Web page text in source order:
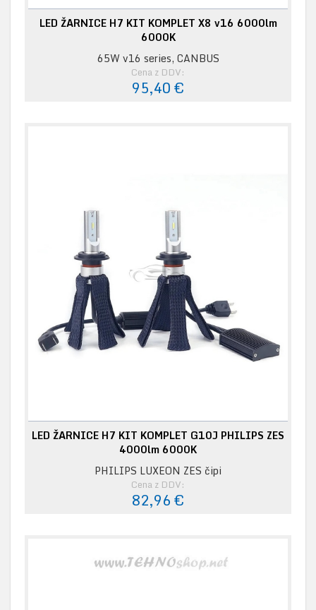
LED ŽARNICE H7 KIT KOMPLET X8 v16 6000lm
6000K
65W v16 series, CANBUS
Cena z DDV:
95,40 €
LED ŽARNICE H7 KIT KOMPLET G10J PHILIPS ZES
4000lm 6000K
PHILIPS LUXEON ZES čipi
Cena z DDV:
82,96 €